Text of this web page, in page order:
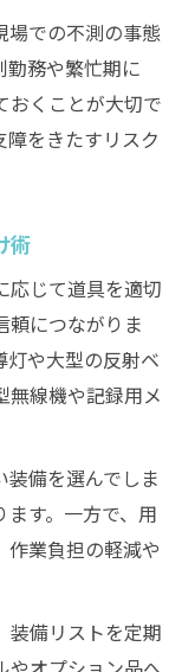
場での不測の事態
勤務や繁忙期に
おくことが大切で
をきたすリスク
術
応じて道具を適切
頼につながりま
灯や大型の反射ベ
無線機や記録用メ
備を選んでしま
す。一方で、用
業負担の軽減や
装備リストを定期